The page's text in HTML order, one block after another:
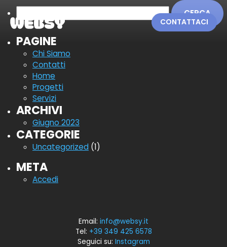
CONTATTACI
Ricerca
per:
PAGINE
Chi Siamo
Contatti
Home
Progetti
Servizi
ARCHIVI
Giugno 2023
CATEGORIE
Uncategorized (1)
META
Accedi
Email: info@websy.it
Tel: +39 349 425 6578
Seguici su: Instagram